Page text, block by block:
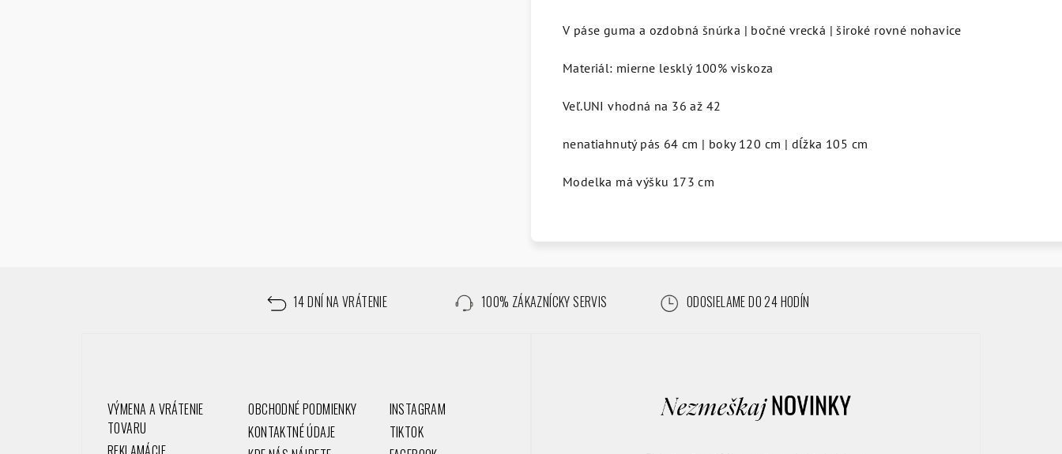
V páse guma a ozdobná šnúrka | bočné vrecká | široké rovné nohavice
Materiál: mierne lesklý 100% viskoza
Veľ.UNI vhodná na 36 až 42
nenatiahnutý pás 64 cm | boky 120 cm | dĺžka 105 cm
Modelka má výšku 173 cm
14 DNÍ NA VRÁTENIE 100% ZÁKAZNÍCKY SERVIS ODOSIELAME DO 24 HODÍN
VÝMENA A VRÁTENIE
TOVARU
OBCHODNÉ PODMIENKY
KONTAKTNÉ ÚDAJE
INSTAGRAM
TIKTOK